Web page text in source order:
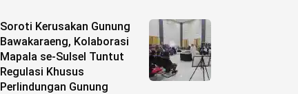
Soroti Kerusakan Gunung
Bawakaraeng, Kolaborasi
Mapala se-Sulsel Tuntut
Regulasi Khusus
Perlindungan Gunung